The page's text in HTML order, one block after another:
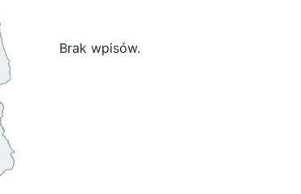
Brak wpisów.